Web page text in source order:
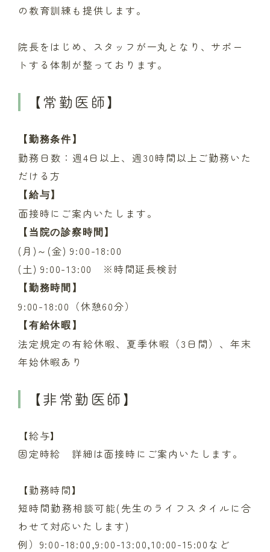
の教育訓練も提供します。
院長をはじめ、スタッフが一丸となり、サポー
トする体制が整っております。
【常勤医師】
【勤務条件】
勤務日数：週4日以上、週30時間以上ご勤務いた
だける方
【給与】
面接時にご案内いたします。
【当院の診察時間】
(月)～(金) 9:00-18:00
(土) 9:00-13:00 ※時間延長検討
【勤務時間】
9:00-18:00（休憩60分）
【有給休暇】
法定規定の有給休暇、夏季休暇（3日間）、年末
年始休暇あり
【非常勤医師】
【給与】
固定時給 詳細は面接時にご案内いたします。
【勤務時間】
短時間勤務相談可能(先生のライフスタイルに合
わせて対応いたします)
例）9:00-18:00,9:00-13:00,10:00-15:00など